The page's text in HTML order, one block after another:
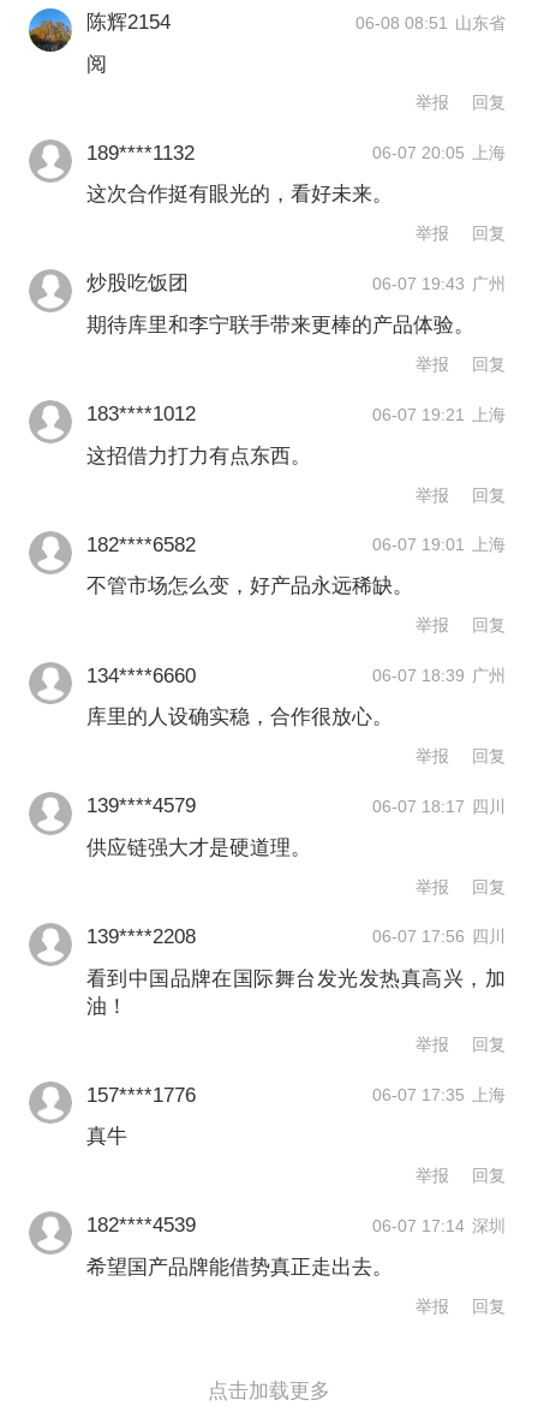
之褪色，品牌影响力反而逐年上升。
2023年，耐克在业绩会上提及的亮点是
Jordan品牌，称其贡献了66亿美元的年
销售额，同比增长29%，占比达到整个
集团的12.67%。
有业内人士在此次李宁与库里合作后一
度热议双方的合作能否成为耐克与乔丹
库里签约安德玛后，于2015年推出首款
签名鞋 Curry 1 ，单年销售额创下‌1.6 亿
美元‌，当年安德玛篮球鞋销量也因此暴
涨 350%。2020年，双方推出的Curry
Brand 采取共同经营、利润分享的模
式，仅这一项每年就能为他带来千万美
元回报。
看中的重要资源。公开数据显示，库里
最高的运动员之一。
此次李宁与库里的合作也被业内视为中
国品牌的另一种出海模式。从公开的发
言稿来看，李宁方面提及双方将共同推
动李宁品牌及库里品牌的全球化发展。
陈曦在一家体育营销咨询公司工作多
年。作为资深从业者的她告诉记者，虽
陈辉2154 06-08 08:51 山东省
阅
举报 回复
189****1132 06-07 20:05 上海
这次合作挺有眼光的，看好未来。
举报 回复
炒股吃饭团 06-07 19:43 广州
期待库里和李宁联手带来更棒的产品体验。
举报 回复
183****1012 06-07 19:21 上海
这招借力打力有点东西。
举报 回复
182****6582 06-07 19:01 上海
不管市场怎么变，好产品永远稀缺。
举报 回复
134****6660 06-07 18:39 广州
库里的人设确实稳，合作很放心。
举报 回复
139****4579 06-07 18:17 四川
供应链强大才是硬道理。
举报 回复
139****2208 06-07 17:56 四川
看到中国品牌在国际舞台发光发热真高兴，加
油！
举报 回复
157****1776 06-07 17:35 上海
真牛
举报 回复
182****4539 06-07 17:14 深圳
希望国产品牌能借势真正走出去。
举报 回复
点击加载更多